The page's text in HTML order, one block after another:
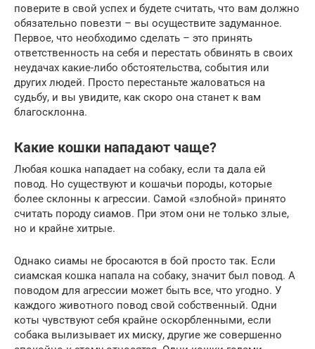
поверите в свой успех и будете считать, что вам должно
обязательно повезти – вы осуществите задуманное.
Первое, что необходимо сделать – это принять
ответственность на себя и перестать обвинять в своих
неудачах какие-либо обстоятельства, события или
других людей. Просто перестаньте жаловаться на
судьбу, и вы увидите, как скоро она станет к вам
благосклонна.
Какие кошки нападают чаще?
Любая кошка нападает на собаку, если та дала ей
повод. Но существуют и кошачьи породы, которые
более склонны к агрессии. Самой «злобной» принято
считать породу сиамов. При этом они не только злые,
но и крайне хитрые.
Однако сиамы не бросаются в бой просто так. Если
сиамская кошка напала на собаку, значит был повод. А
поводом для агрессии может быть все, что угодно. У
каждого животного повод свой собственный. Одни
коты чувствуют себя крайне оскорбленными, если
собака вылизывает их миску, другие же совершенно